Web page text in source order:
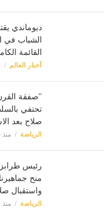
ديوماندي
الشباب في
القائمة
أخبار العالم
"صفقة
تحتفي
صلاح بعد
الرياضة
رئيس
منح
واستقبال
الرياضة